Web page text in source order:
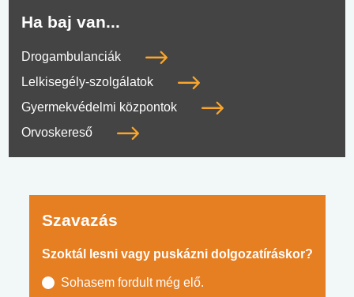
Ha baj van...
Drogambulanciák
Lelkisegély-szolgálatok
Gyermekvédelmi központok
Orvoskereső
Szavazás
Szoktál lesni vagy puskázni dolgozatíráskor?
Sohasem fordult még elő.